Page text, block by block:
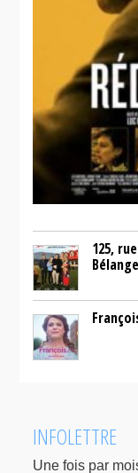
125,
INFOLETTRE
Une fois par